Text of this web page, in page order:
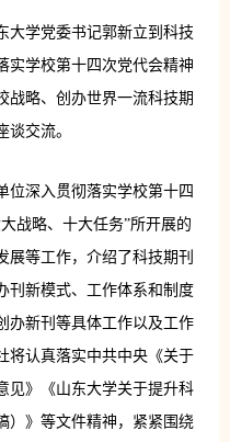
大学党委书记郭新立到科技
实学校第十四次党代会精神
战略、创办世界一流科技期
交流。
位深入贯彻落实学校第十四
战略、十大任务”所开展的
展等工作，介绍了科技期刊
刊新模式、工作体系和制度
办新刊等具体工作以及工作
将认真落实中共中央《关于
见》《山东大学关于提升科
）》等文件精神，紧紧围绕